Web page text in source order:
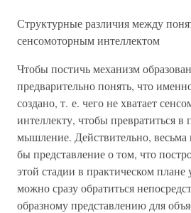
Структурные различия между
сенсомоторным интеллектом
Чтобы постичь механизм
предварительно понять, что
создано, т. е. чего не хватает
интеллекту, чтобы превратиться в
мышление. Действительно,
бы представление о том, что
этой стадии в практическом
можно сразу обратиться
образному представлению для